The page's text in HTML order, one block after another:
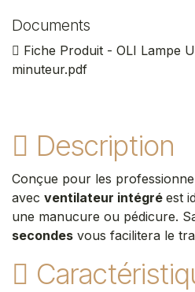
Documents
Fiche Produit - OLI Lampe
minuteur.pdf
Description
Conçue pour les
avec ventilateur intégré est
une manucure ou pédicure.
secondes vous facilitera le